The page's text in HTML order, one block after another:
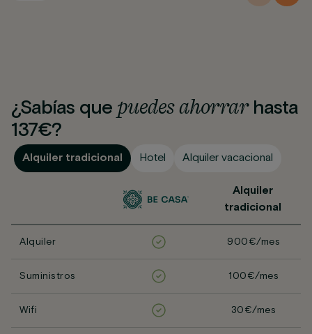
¿Sabías que puedesahorrarhasta
137€?
Alquiler tradicional Hotel Alquiler vacacional
Alquiler
tradicional
Alquiler 900€/mes
Suministros 100€/mes
Wifi 30€/mes